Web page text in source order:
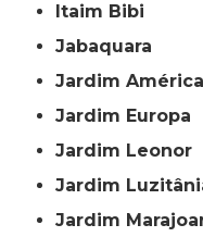
Itaim Bibi
Jabaquara
Jardim América
Jardim Europa
Jardim Leonor
Jardim
Jardim